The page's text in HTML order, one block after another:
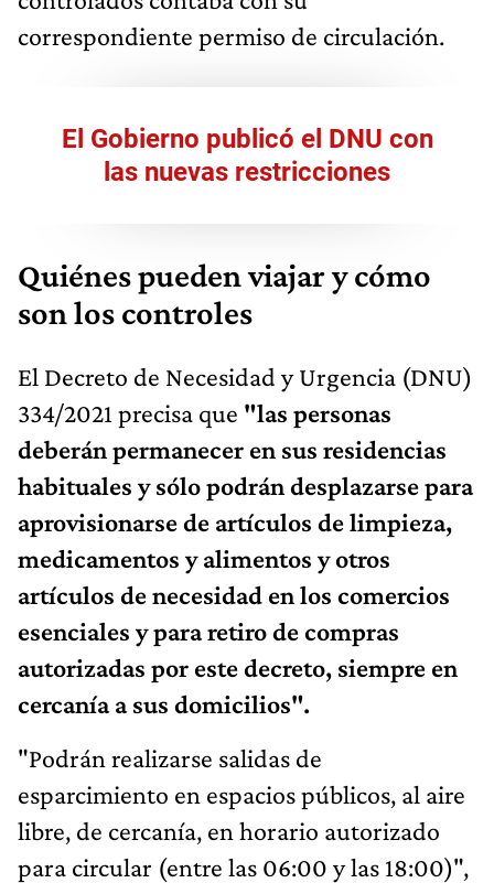
correspondiente permiso de circulación.
El Gobierno publicó el DNU con
las nuevas restricciones
Quiénes pueden viajar y cómo
son los controles
El Decreto de Necesidad y Urgencia (DNU)
334/2021 precisa que "las personas
deberán permanecer en sus residencias
habituales y sólo podrán desplazarse para
aprovisionarse de artículos de limpieza,
medicamentos y alimentos y otros
artículos de necesidad en los comercios
esenciales y para retiro de compras
autorizadas por este decreto, siempre en
cercanía a sus domicilios".
"Podrán realizarse salidas de
esparcimiento en espacios públicos, al aire
libre, de cercanía, en horario autorizado
para circular (entre las 06:00 y las 18:00)",